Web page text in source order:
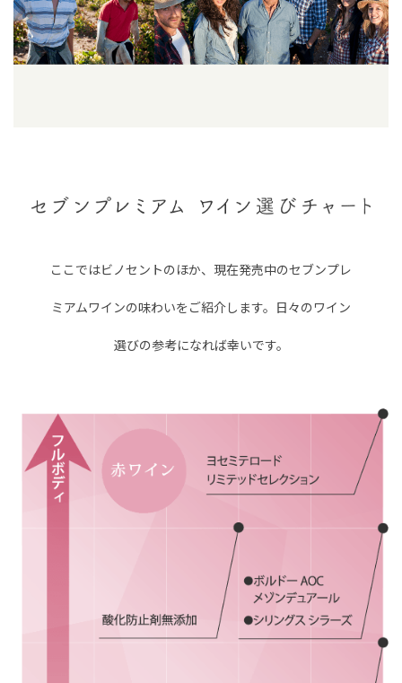
ここではビノセントのほか、現在発売中のセブンプレ
ミアムワインの味わいをご紹介します。 日々のワイン
選びの参考になれば幸いです。